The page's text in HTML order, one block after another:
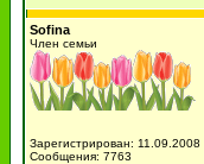
Sofina
Член семьи
Зарегистрирован: 11.09.2008
Сообщения: 7763